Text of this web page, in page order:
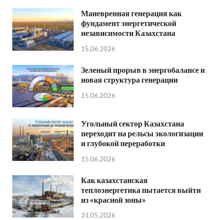
Маневренная генерация как
фундамент энергетической
независимости Казахстана
15.06.2026
Зеленый прорыв в энергобалансе и
новая структура генерации
15.06.2026
Угольный сектор Казахстана
переходит на рельсы экологизации
и глубокой переработки
15.06.2026
Как казахстанская
теплоэнергетика пытается выйти
из «красной зоны»
31.05.2026